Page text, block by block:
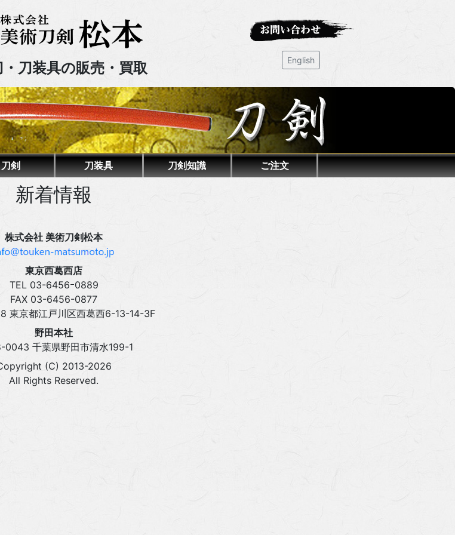
・刀装具の販売・買取 English
刀剣 刀装具 刀剣知識 ご注文
新着情報
株式会社 美術刀剣松本
東京西葛西店
TEL 03‍-6456ｰ0889
FAX 03‍-6456-0877
東京都江戸川区西葛西6-13-14-3F
野田本社
0043 千葉県野田市清水199-1
(C) 2013-2026
All Rights Reserved.